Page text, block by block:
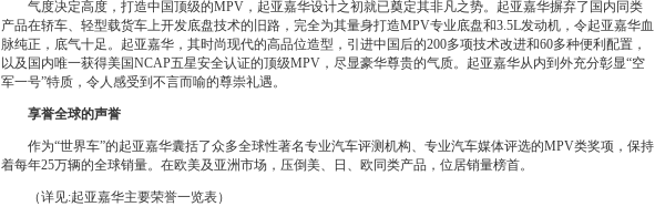
气度决定高度，打造中国顶级的MPV，起亚嘉华设计之初就已奠定其非凡之势。起亚嘉华摒弃了国内同类
产品在轿车、轻型载货车上开发底盘技术的旧路，完全为其量身打造MPV专业底盘和3.5L发动机，令起亚嘉华血
脉纯正，底气十足。起亚嘉华，其时尚现代的高品位造型，引进中国后的200多项技术改进和60多种便利配置，
以及国内唯一获得美国NCAP五星安全认证的顶级MPV，尽显豪华尊贵的气质。起亚嘉华从内到外充分彰显“空
军一号”特质，令人感受到不言而喻的尊崇礼遇。
享誉全球的声誉
作为“世界车”的起亚嘉华囊括了众多全球性著名专业汽车评测机构、专业汽车媒体评选的MPV类奖项，保持
着每年25万辆的全球销量。在欧美及亚洲市场，压倒美、日、欧同类产品，位居销量榜首。
（详见:起亚嘉华主要荣誉一览表）